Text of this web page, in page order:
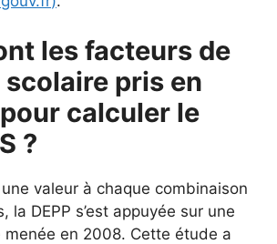
les facteurs de
pris en
calculer le
?
valeur à chaque combinaison
la DEPP s’est appuyée sur une
en 2008. Cette étude a